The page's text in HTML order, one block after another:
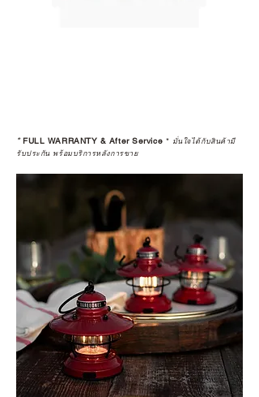
*FULL WARRANTY & After Service * มั่นใจได้กับสินค้ามี
รับประกัน พร้อมบริการหลังการขาย